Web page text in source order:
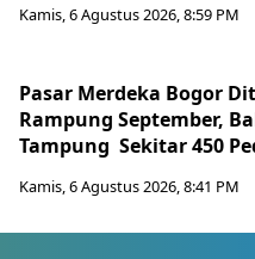
Kamis, 6 Agustus 2026, 8:59 PM
Pasar Merdeka Bogor
Rampung September,
Tampung Sekitar 450
Kamis, 6 Agustus 2026, 8:41 PM